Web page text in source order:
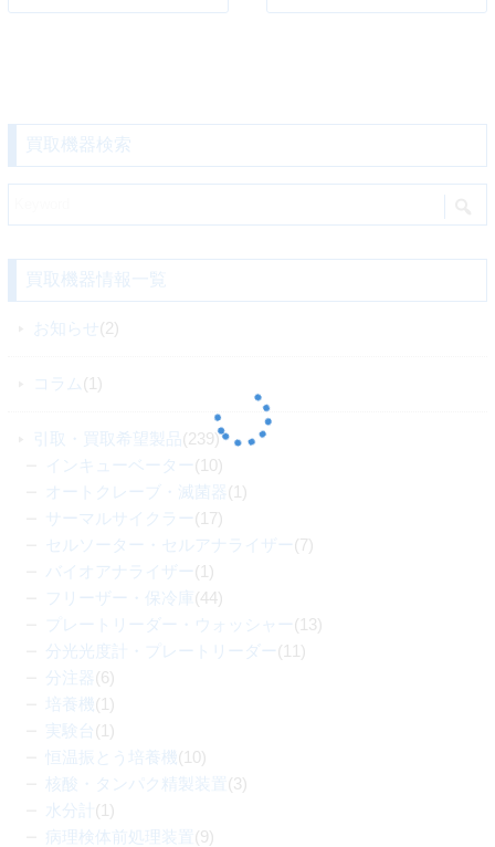
買取機器検索
買取機器情報一覧
お知らせ (2)
コラム(1)
引取・買取希望製品(239)
インキューベーター(10)
オートクレーブ・滅菌器 (1)
サーマルサイクラー(17)
セルソーター・セルアナライザー(7)
バイオアナライザー(1)
フリーザー・保冷庫 (44)
プレートリーダー・ウォッシャー(13)
分光光度計・プレートリーダー(11)
分注器 (6)
培養機(1)
実験台 (1)
恒温振とう培養機(10)
核酸・タンパク精製装置 (3)
水分計 (1)
病理検体前処理装置 (9)